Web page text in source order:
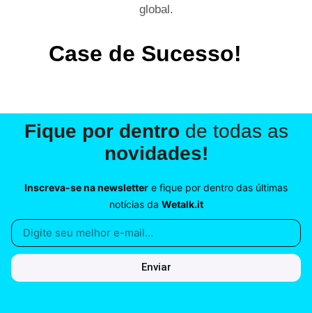
Case de Sucesso!
global.
Fique por dentro de todas as
novidades!
Inscreva-se na newsletter e fique por dentro das últimas
notícias da Wetalk.it
Enviar